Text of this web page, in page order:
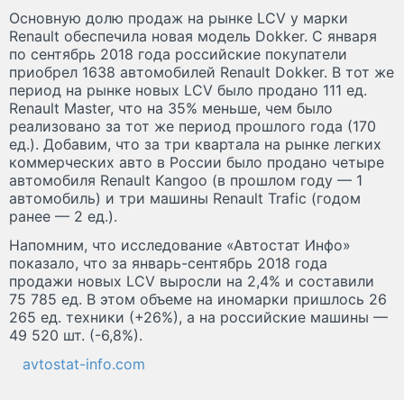
Основную долю продаж на рынке LCV у марки
Renault обеспечила новая модель Dokker. С января
по сентябрь 2018 года российские покупатели
приобрел 1638 автомобилей Renault Dokker. В тот же
период на рынке новых LCV было продано 111 ед.
Renault Master, что на 35% меньше, чем было
реализовано за тот же период прошлого года (170
ед.). Добавим, что за три квартала на рынке легких
коммерческих авто в России было продано четыре
автомобиля Renault Kangoo (в прошлом году — 1
автомобиль) и три машины Renault Trafic (годом
ранее — 2 ед.).
Напомним, что исследование «Автостат Инфо»
показало, что за январь-сентябрь 2018 года
продажи новых LCV выросли на 2,4% и составили
75 785 ед. В этом объеме на иномарки пришлось 26
265 ед. техники (+26%), а на российские машины —
49 520 шт. (-6,8%).
avtostat-info.com